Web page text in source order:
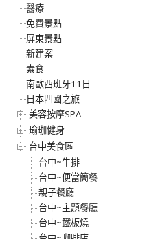
醫療
免費景點
屏東景點
新建案
素食
南歐西班牙11日
日本四國之旅
美容按摩SPA
瑜珈健身
台中美食區
台中~牛排
台中~便當簡餐
親子餐廳
台中~主題餐廳
台中~鐵板燒